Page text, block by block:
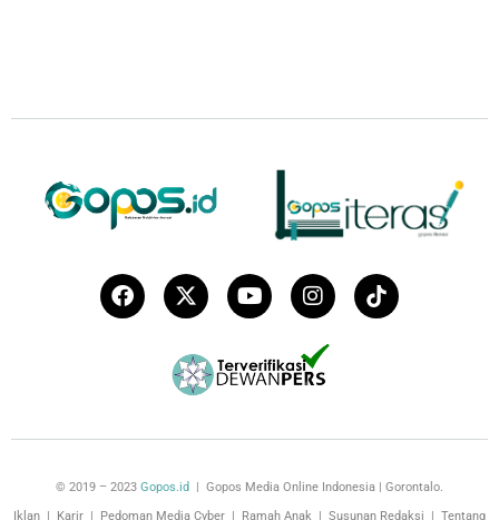
© 2019 – 2023 Gopos.id | Gopos Media Online Indonesia | Gorontalo.
Iklan
Karir Pedoman Media Cyber Ramah Anak Susunan Redaksi Tentang